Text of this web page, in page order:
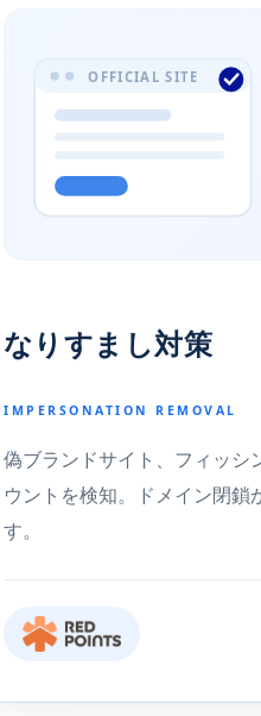
OFFICIAL SITE
なりすまし対策
IMPERSONATION REMOVAL
偽ブランドサイト、フィッシ
ウントを検知。ドメイン閉鎖
す。